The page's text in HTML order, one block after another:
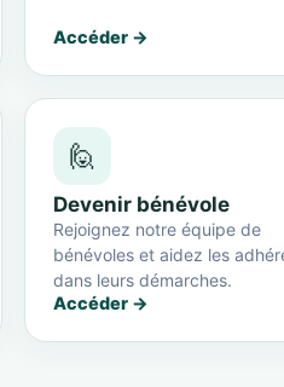
Accéder →
🙋
Devenir bénévole
Rejoignez notre équipe de
bénévoles et aidez les
dans leurs démarches.
Accéder →